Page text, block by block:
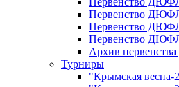
Первенство
Первенство
Первенство
Архив
Турниры
"Крымская весна-